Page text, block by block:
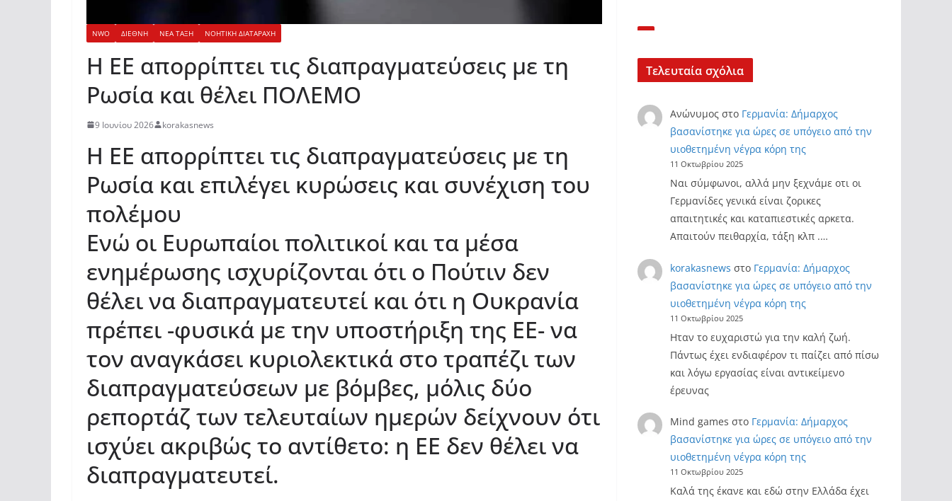
NWO ΔΙΕΘΝΗ ΝΕΑ ΤΑΞΗ ΝΟΗΤΙΚΗ ΔΙΑΤΑΡΑΧΗ
Η ΕΕ απορρίπτει τις διαπραγματεύσεις με τη
Ρωσία και θέλει ΠΟΛΕΜΟ
9 Ιουνίου 2026 korakasnews
Η ΕΕ απορρίπτει τις διαπραγματεύσεις με τη
Ρωσία και επιλέγει κυρώσεις και συνέχιση του
πολέμου
Ενώ οι Ευρωπαίοι πολιτικοί και τα μέσα
ενημέρωσης ισχυρίζονται ότι ο Πούτιν δεν
θέλει να διαπραγματευτεί και ότι η Ουκρανία
πρέπει -φυσικά με την υποστήριξη της ΕΕ- να
τον αναγκάσει κυριολεκτικά στο τραπέζι των
διαπραγματεύσεων με βόμβες, μόλις δύο
ρεπορτάζ των τελευταίων ημερών δείχνουν ότι
ισχύει ακριβώς το αντίθετο: η ΕΕ δεν θέλει να
διαπραγματευτεί.
Τελευταία σχόλια
Ανώνυμοςστο Γερμανία: Δήμαρχος
βασανίστηκε για ώρες σε υπόγειο από την
υιοθετημένη νέγρα κόρη της
11 Οκτωβρίου 2025
Ναι σύμφωνοι, αλλά μην ξεχνάμε οτι οι
Γερμανίδες γενικά είναι ζορικες
απαιτητικές και καταπιεστικές αρκετα.
Απαιτούν πειθαρχία, τάξη κλπ .…
korakasnews στο Γερμανία: Δήμαρχος
βασανίστηκε για ώρες σε υπόγειο από την
υιοθετημένη νέγρα κόρη της
11 Οκτωβρίου 2025
Ηταν το ευχαριστώ για την καλή ζωή.
Πάντως έχει ενδιαφέρον τι παίζει από πίσω
και λόγω εργασίας είναι αντικείμενο
έρευνας
Mind games στο Γερμανία: Δήμαρχος
βασανίστηκε για ώρες σε υπόγειο από την
υιοθετημένη νέγρα κόρη της
11 Οκτωβρίου 2025
Καλά της έκανε και εδώ στην Ελλάδα έχει